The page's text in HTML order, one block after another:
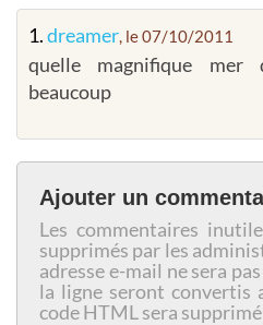
1.dreamer, le 07/10/2011
quelle magnifique mer
beaucoup
Ajouter un
Les commentaires
supprimés par les
adresse e-mail ne sera
la ligne seront convertis
code HTML sera supprimé